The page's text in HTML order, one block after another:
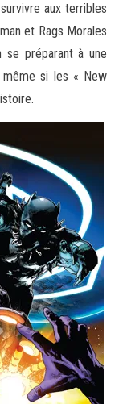
aux terribles
et Rags Morales
se préparant à une
même si les « New